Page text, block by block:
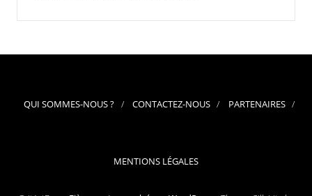
QUI SOMMES-NOUS ? CONTACTEZ-NOUS PARTENAIRES
MENTIONS LÉGALES